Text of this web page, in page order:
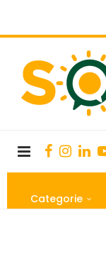
Categorie